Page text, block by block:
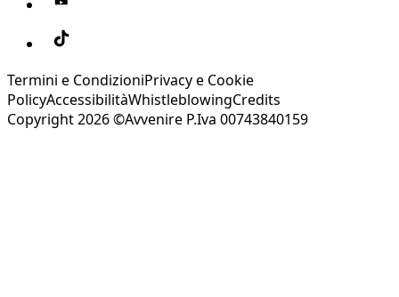
Termini e CondizioniPrivacy e Cookie
PolicyAccessibilitàWhistleblowingCredits
Copyright 2026 ©Avvenire P.Iva 00743840159